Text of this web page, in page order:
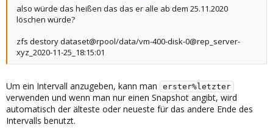
also würde das heißen das das er alle ab dem 25.11.2020
löschen würde?
zfs destory dataset@rpool/data/vm-400-disk-0@rep_server-
xyz_2020-11-25_18:15:01
Um ein Intervall anzugeben, kann man erster%letzter
verwenden und wenn man nur einen Snapshot angibt, wird
automatisch der älteste oder neueste für das andere Ende des
Intervalls benutzt.